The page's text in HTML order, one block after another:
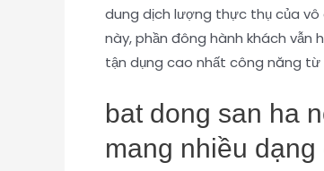
dung dịch lượng thực thụ của
này, phần đông hành khách vẫn
tận dụng cao nhất công năng
bat dong san ha
mang nhiều